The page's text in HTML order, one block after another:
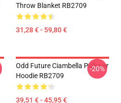
Throw Blanket RB2709
31,28 € - 59,80 €
Odd Future Ciambella Pullover
Hoodie RB2709
39,51 € - 45,95 €
-20%